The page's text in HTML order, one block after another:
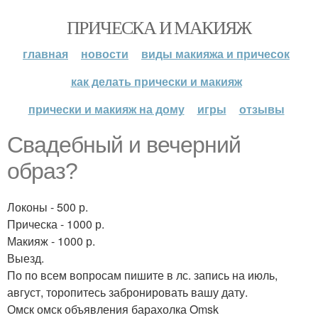
ПРИЧЕСКА И МАКИЯЖ
главная новости
виды макияжа и причесок
как делать прически и макияж
прически и макияж на дому
игры отзывы
Свадебный и вечерний
образ?
Локоны - 500 р.
Прическа - 1000 р.
Макияж - 1000 р.
Выезд.
По по всем вопросам пишите в лс. запись на июль,
август, торопитесь забронировать вашу дату.
Омск омск объявления барахолка Omsk